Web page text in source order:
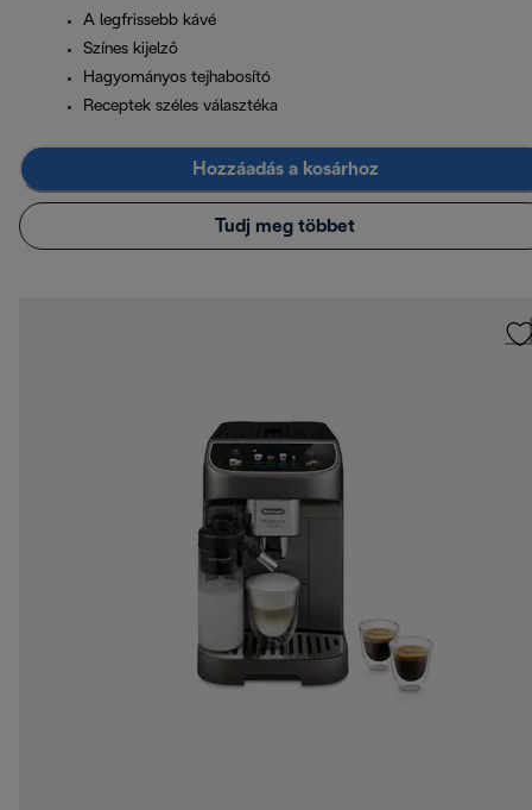
A legfrissebb kávé
Színes kijelző
Hagyományos tejhabosító
Receptek széles választéka
Hozzáadás a kosárhoz
Tudj meg többet